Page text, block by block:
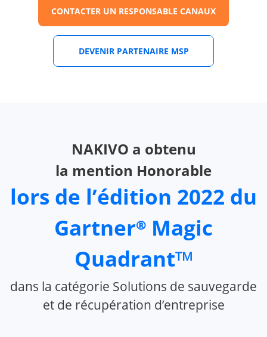
CONTACTER UN RESPONSABLE CANAUX
DEVENIR PARTENAIRE MSP
NAKIVO a obtenu
la mention Honorable
lors de l’édition 2022 du
Gartner® Magic
QuadrantTM
dans la catégorie Solutions de sauvegarde
et de récupération d’entreprise